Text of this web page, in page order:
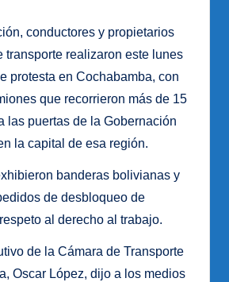
conductores y propietarios
transporte realizaron este lunes
protesta en Cochabamba, con
que recorrieron más de 15
las puertas de la Gobernación
la capital de esa región.
banderas bolivianas y
de desbloqueo de
al derecho al trabajo.
de la Cámara de Transporte
Oscar López, dijo a los medios